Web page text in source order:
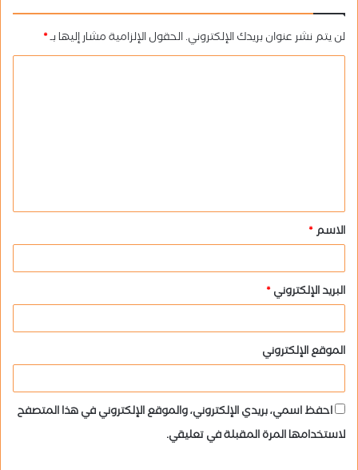
لن يتم نشر عنوان بريدك الإلكتروني.الحقول الإلزامية مشار إليها بـ*
ق
*
الاسم*
البريد الإلكتروني*
الموقع الإلكتروني
احفظ اسمي، بريدي الإلكتروني، والموقع الإلكتروني في هذا المتصفح
لاستخدامها المرة المقبلة في تعليقي.